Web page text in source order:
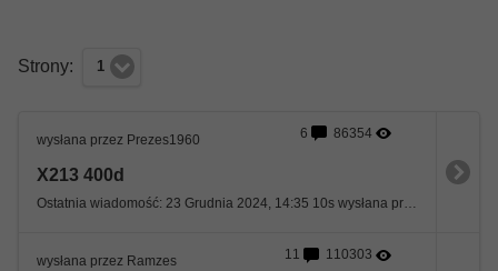
Strony: 1
wysłana przez Prezes1960 6 86354
X213 400d
wysłana przez Ramzes 11 110303